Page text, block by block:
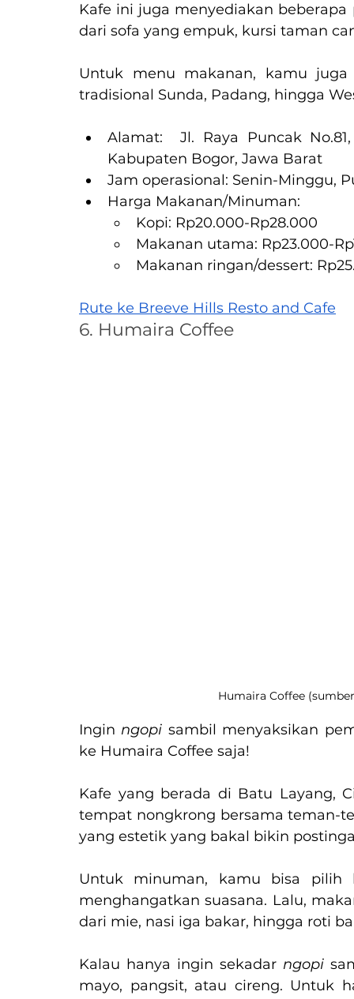
Kafe ini juga menyediakan
dari sofa yang empuk, kursi taman
Untuk menu makanan, kamu
tradisional Sunda, Padang, hingga
Alamat:  Jl. Raya Puncak
Kabupaten Bogor, Jawa Barat
Jam operasional: Senin-Minggu,
Harga Makanan/Minuman:
Kopi: Rp20.000-Rp28.000
Makanan utama: Rp23.000-
Makanan ringan/dessert:
Rute ke Breeve Hills Resto and Cafe
6. Humaira Coffee
Humaira Coffee
Ingin ngopi sambil menyaksikan
ke Humaira Coffee saja!
Kafe yang berada di Batu Layang,
tempat nongkrong bersama teman-
yang estetik yang bakal bikin
Untuk minuman, kamu bisa pilih
menghangatkan suasana. Lalu,
dari mie, nasi iga bakar, hingga roti
Kalau hanya ingin sekadar ngopi
mayo, pangsit, atau cireng. Untuk